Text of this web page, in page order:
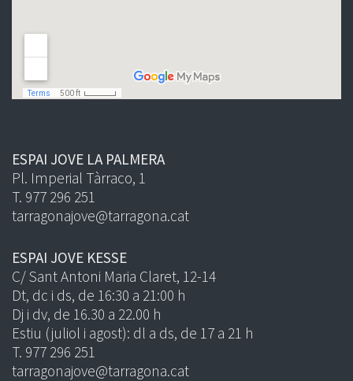
ESPAI JOVE LA PALMERA
Pl. Imperial Tàrraco, 1
T. 977 296 251
tarragonajove@tarragona.cat
ESPAI JOVE KESSE
C/ Sant Antoni Maria Claret, 12-14
Dt, dc i ds, de 16:30 a 21:00 h
Dj i dv, de 16.30 a 22.00 h
Estiu (juliol i agost): dl a ds, de 17 a 21 h
T. 977 296 251
tarragonajove@tarragona.cat